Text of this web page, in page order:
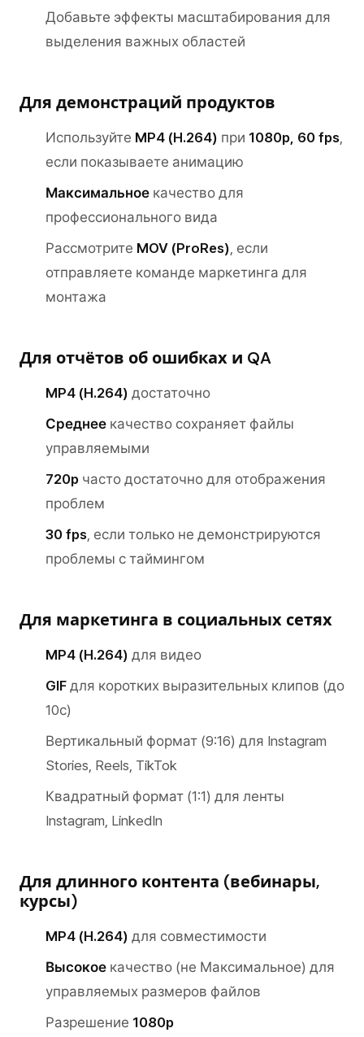
Добавьте эффекты масштабирования для
выделения важных областей
Для демонстраций продуктов
Используйте MP4 (H.264) при 1080p, 60 fps,
если показываете анимацию
Максимальное качество для
профессионального вида
Рассмотрите MOV (ProRes), если
отправляете команде маркетинга для
монтажа
Для отчётов об ошибках и QA
MP4 (H.264) достаточно
Среднее качество сохраняет файлы
управляемыми
720p часто достаточно для отображения
проблем
30 fps, если только не демонстрируются
проблемы с таймингом
Для маркетинга в социальных сетях
MP4 (H.264) для видео
GIF для коротких выразительных клипов (до
10с)
Вертикальный формат (9:16) для Instagram
Stories, Reels, TikTok
Квадратный формат (1:1) для ленты
Instagram, LinkedIn
Для длинного контента (вебинары,
курсы)
MP4 (H.264) для совместимости
Высокое качество (не Максимальное) для
управляемых размеров файлов
Разрешение 1080p